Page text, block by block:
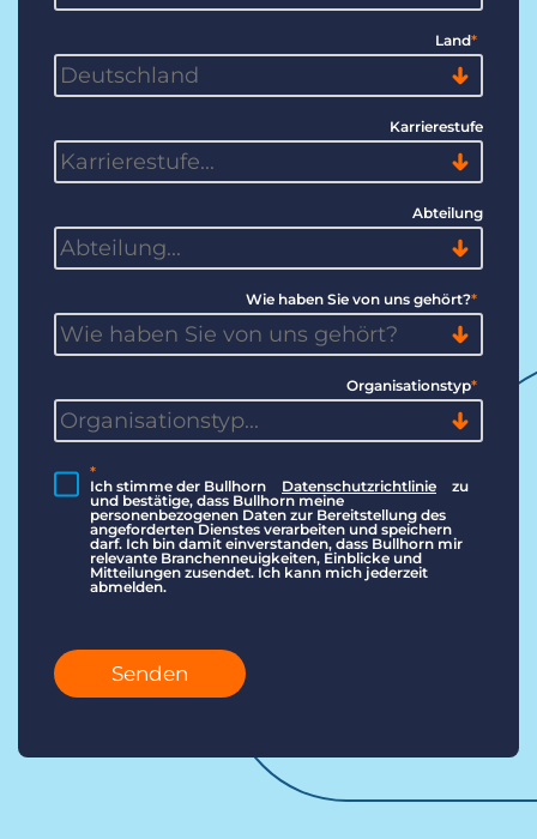
*
Land
Karrierestufe
Abteilung
*
Wie haben Sie von uns gehört?
*
Organisationstyp
*
Ich stimme der Bullhorn
Datenschutzrichtlinie
zu
und bestätige, dass Bullhorn meine
personenbezogenen Daten zur Bereitstellung des
angeforderten Dienstes verarbeiten und speichern
darf. Ich bin damit einverstanden, dass Bullhorn mir
relevante Branchenneuigkeiten, Einblicke und
Mitteilungen zusendet. Ich kann mich jederzeit
abmelden.
Senden